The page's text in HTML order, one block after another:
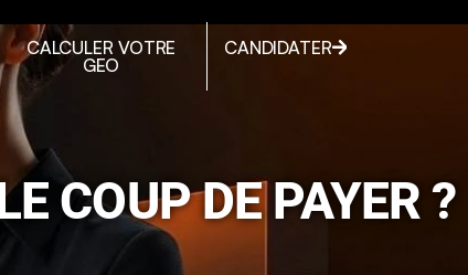
CALCULER VOTRE
GEO
CANDIDATER
COUP DE PAYER ?